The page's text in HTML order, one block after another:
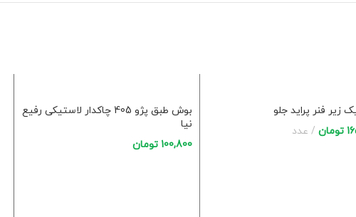
زیر فنر پراید جلو
تومان عدد
بوش طبق پژو 405 چاکدار لاستیکی رفیع
نیا
100,800 تومان